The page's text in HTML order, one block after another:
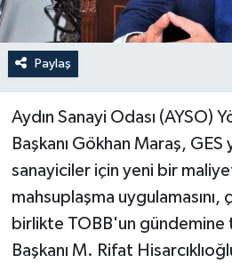
Paylaş
Aydın Sanayi Odası (AYSO)
Başkanı Gökhan Maraş, GES
sanayiciler için yeni bir
mahsuplaşma
birlikte TOBB'un gündemine
Başkanı M. Rifat